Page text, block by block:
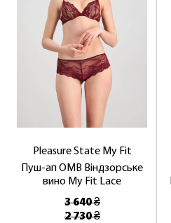
Pleasure State My Fit
Пуш-ап ОМВ Віндзорське
вино My Fit Lace
3 640 ₴
2 730 ₴